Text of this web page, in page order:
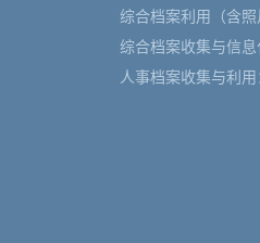
综合档案利用（含
综合档案收集与信
人事档案收集与利